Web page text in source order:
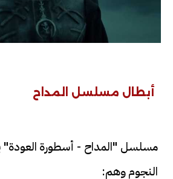
أبطال مسلسل المداح
مسلسل "المداح - أسطورة العودة"
النجوم وهم: